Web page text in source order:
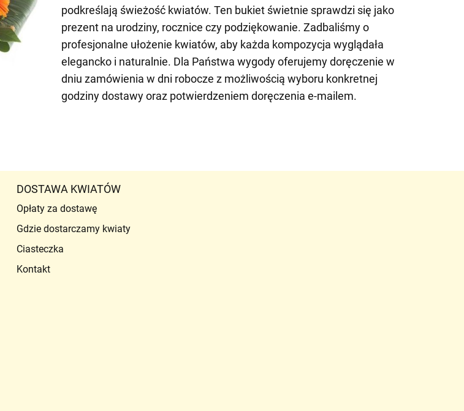
podkreślają świeżość kwiatów. Ten bukiet świetnie sprawdzi się jako
prezent na urodziny, rocznice czy podziękowanie. Zadbaliśmy o
profesjonalne ułożenie kwiatów, aby każda kompozycja wyglądała
elegancko i naturalnie. Dla Państwa wygody oferujemy doręczenie w
dniu zamówienia w dni robocze z możliwością wyboru konkretnej
godziny dostawy oraz potwierdzeniem doręczenia e-mailem.
DOSTAWA KWIATÓW
Opłaty za dostawę
Gdzie dostarczamy kwiaty
Ciasteczka
Kontakt